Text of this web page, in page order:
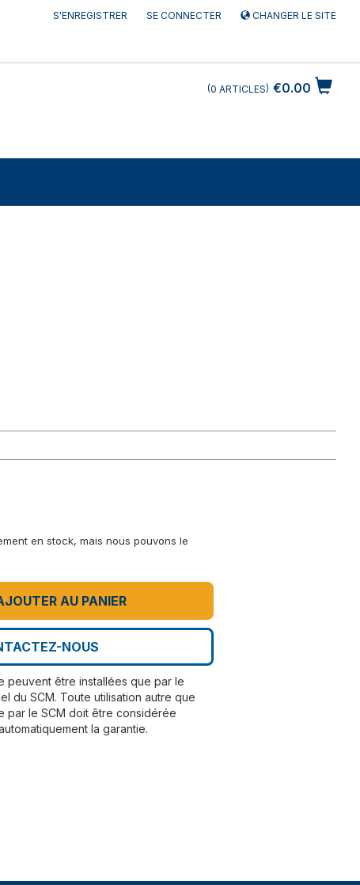
S'ENREGISTRER SE CONNECTER CHANGER LE SITE
€0.00
0 ARTICLES
en stock, mais nous pouvons le
AU PANIER
NOUS
peuvent être installées que par le
du SCM. Toute utilisation autre que
par le SCM doit être considérée
la garantie.